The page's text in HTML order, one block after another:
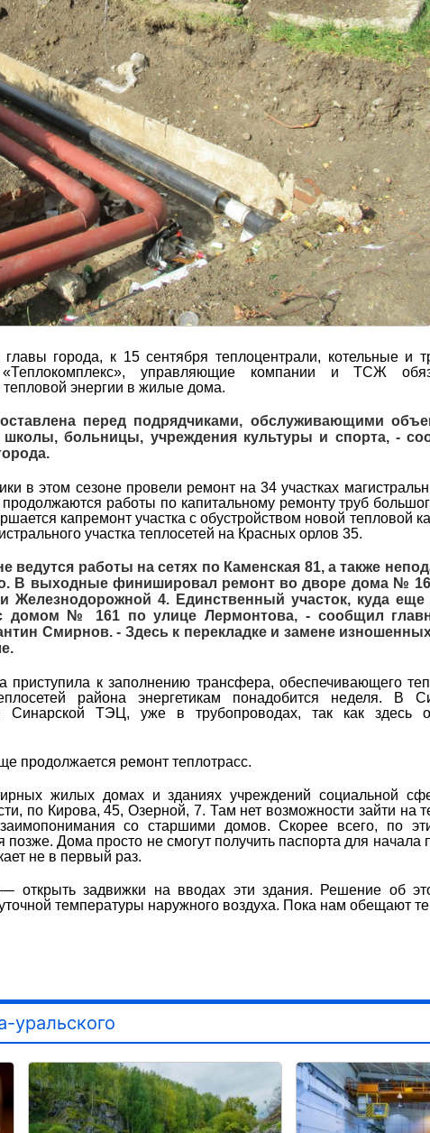
города, к 15 сентября теплоцентрали, котельные и
управляющие компании и ТСЖ
тепловой энергии в жилые дома.
перед подрядчиками, обслуживающими
больницы, учреждения культуры и спорта, -
в этом сезоне провели ремонт на 34 участках
работы по капитальному ремонту труб
капремонт участка с обустройством новой тепловой
участка теплосетей на Красных орлов 35.
ведутся работы на сетях по Каменская 81, а также
В выходные финишировал ремонт во дворе дома №
Железнодорожной 4. Единственный участок, куда еще
домом № 161 по улице Лермонтова, - сообщил
Смирнов. - Здесь к перекладке и замене
приступила к заполнению трансфера, обеспечивающего
района энергетикам понадобится неделя. В
Синарской ТЭЦ, уже в трубопроводах, так как здесь
продолжается ремонт теплотрасс.
жилых домах и зданиях учреждений социальной
по Кирова, 45, Озерной, 7. Там нет возможности зайти на
со старшими домов. Скорее всего, по
позже. Дома просто не смогут получить паспорта для начала
не в первый раз.
задвижки на вводах эти здания. Решение об
температуры наружного воздуха. Пока нам обещают
уральского